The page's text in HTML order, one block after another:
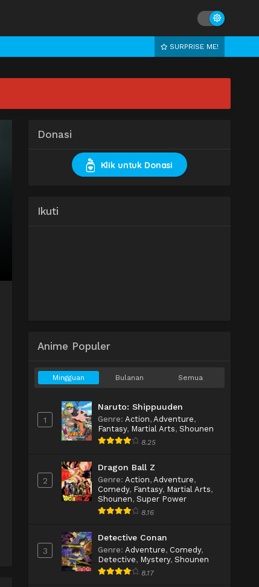
SURPRISE ME!
Donasi
Klik untuk Donasi
Ikuti
Anime Populer
Mingguan Bulanan Semua
1
Naruto: Shippuuden
Genre: Action, Adventure,
Fantasy, Martial Arts, Shounen
8.25
2
Dragon Ball Z
Genre: Action, Adventure,
Comedy, Fantasy, Martial Arts,
Shounen, Super Power
8.16
3
Detective Conan
Genre: Adventure, Comedy,
Detective, Mystery, Shounen
8.17